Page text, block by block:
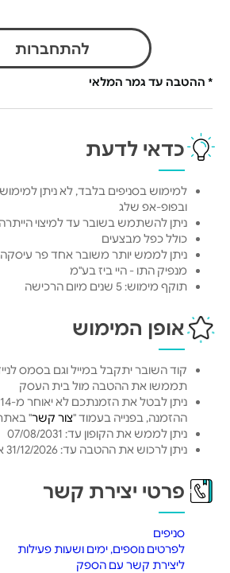
להתחברות
* ההטבה עד גמר המלאי
כדאי לדעת
למימוש בסניפים בלבד, לא ניתן למימוש
ובפופ-אפ שלג
ניתן להשתמש בשובר עד למיצוי הייתרה
כולל כפל מבצעים
ניתן לממש יותר משובר אחד פר עיסקה
מנפיק התו - היי ביז בע"מ
תוקף מימוש: 5 שנים מיום הרכישה
אופן המימוש
קוד השובר יתקבל במייל וגם בסמס
תממשו את ההטבה מול בית העסק
ההזמנה, בפנייה בעמוד "צור קשר"
ניתן לממש את הקופון עד: 07/08/2031
ניתן לרכוש את ההטבה עד: 31/12/2026 או עד גמר המלאי
פרטי יצירת קשר
סניפים
לפרטים נוספים, ימים ושעות פעילות
ליצירת קשר עם הספק